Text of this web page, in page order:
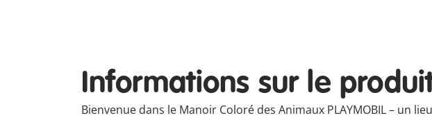
Informations sur le
Bienvenue dans le Manoir Coloré des Animaux PLAYMOBIL – un